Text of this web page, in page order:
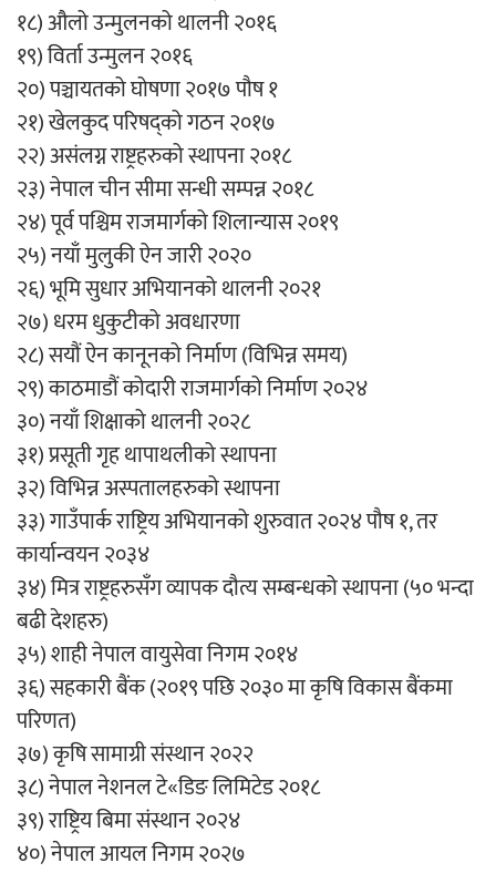
१८) औलो उन्मुलनको थालनी २०१६
१९) विर्ता उन्मुलन २०१६
२०) पञ्चायतको घोषणा २०१७ पौष १
२१) खेलकुद परिषद्को गठन २०१७
२२) असंलग्न राष्ट्रहरुको स्थापना २०१८
२३) नेपाल चीन सीमा सन्धी सम्पन्न २०१८
२४) पूर्व पश्चिम राजमार्गको शिलान्यास २०१९
२५) नयाँ मुलुकी ऐन जारी २०२०
२६) भूमि सुधार अभियानको थालनी २०२१
२७) धरम धुकुटीको अवधारणा
२८) सयौं ऐन कानूनको निर्माण (विभिन्न समय)
२९) काठमाडौं कोदारी राजमार्गको निर्माण २०२४
३०) नयाँ शिक्षाको थालनी २०२८
३१) प्रसूती गृह थापाथलीको स्थापना
३२) विभिन्न अस्पतालहरुको स्थापना
३३) गाउँपार्क राष्ट्रिय अभियानको शुरुवात २०२४ पौष १, तर
कार्यान्वयन २०३४
३४) मित्र राष्ट्रहरुसँग व्यापक दौत्य सम्बन्धको स्थापना (५० भन्दा
बढी देशहरु)
३५) शाही नेपाल वायुसेवा निगम २०१४
३६) सहकारी बैंक (२०१९ पछि २०३० मा कृषि विकास बैंकमा
परिणत)
३७) कृषि सामाग्री संस्थान २०२२
३८) नेपाल नेशनल टे«डिङ लिमिटेड २०१८
३९) राष्ट्रिय बिमा संस्थान २०२४
४०) नेपाल आयल निगम २०२७